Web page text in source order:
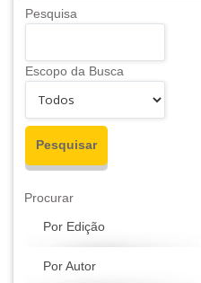
Pesquisa
Escopo da Busca
Procurar
Por Edição
Por Autor